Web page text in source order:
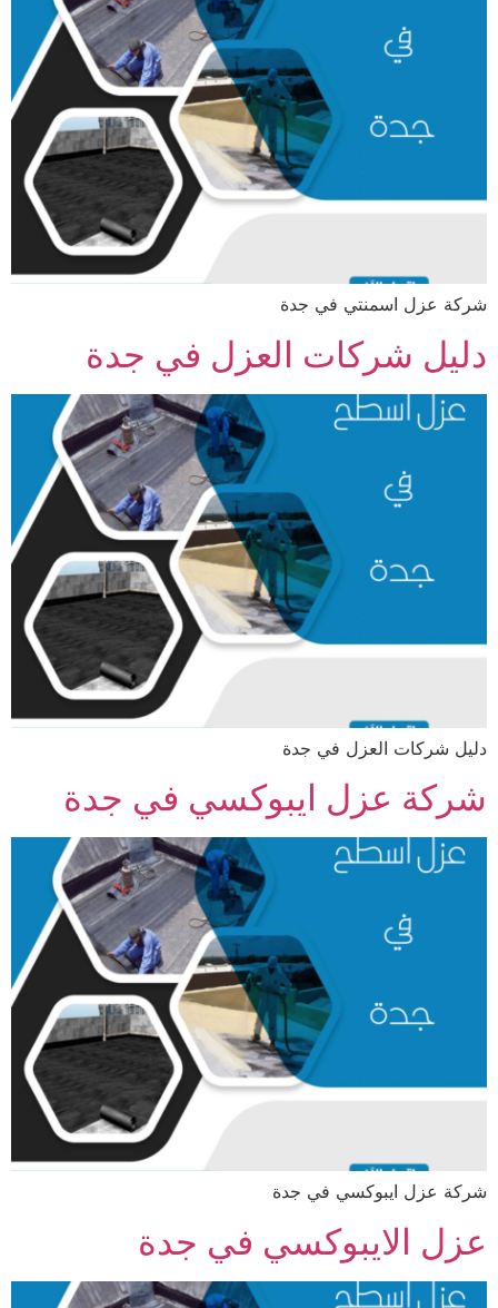
شركة عزل اسمنتي في جدة
دليل شركات العزل في جدة
دليل شركات العزل في جدة
شركة عزل ايبوكسي في جدة
شركة عزل ايبوكسي في جدة
عزل الايبوكسي في جدة